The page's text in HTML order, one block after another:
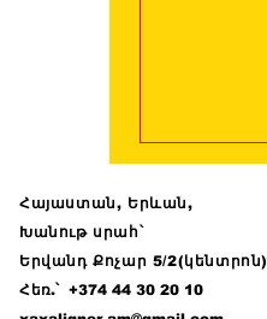
Հայաստան, Երևան,
Խանութ սրահ՝
Երվանդ Քոչար 5/2(կենտրոն)
Հեռ.՝ +374 4430 20 10